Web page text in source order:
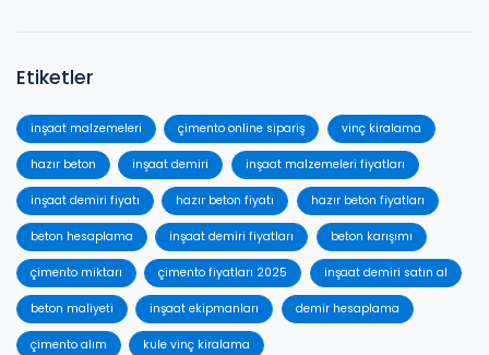
Etiketler
inşaat malzemeleri çimento online sipariş vinç kiralama
hazır beton inşaat demiri inşaat malzemeleri fiyatları
inşaat demiri fiyatı hazır beton fiyatı hazır beton fiyatları
beton hesaplama inşaat demiri fiyatları beton karışımı
çimento miktarı çimento fiyatları 2025 inşaat demiri satın al
beton maliyeti inşaat ekipmanları demir hesaplama
çimento alım kule vinç kiralama